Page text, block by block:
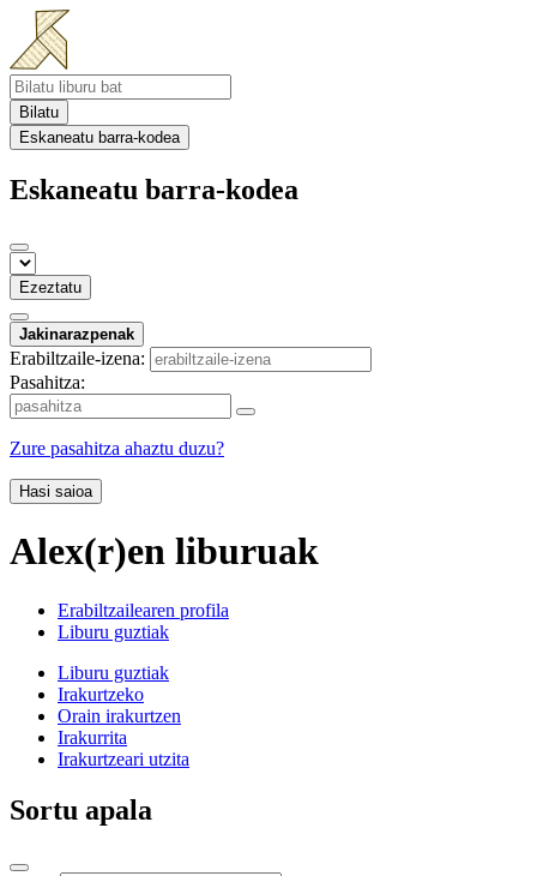
Bilatu
Eskaneatu barra-kodea
Eskaneatu barra-kodea
Ezeztatu
Jakinarazpenak
Erabiltzaile-izena:
Pasahitza:
Zure pasahitza ahaztu duzu?
Hasi saioa
Alex(r)en liburuak
Erabiltzailearen profila
Liburu guztiak
Liburu guztiak
Irakurtzeko
Orain irakurtzen
Irakurrita
Irakurtzeari utzita
Sortu apala